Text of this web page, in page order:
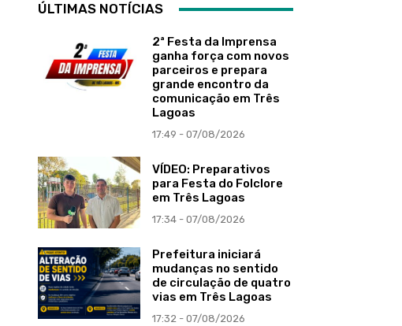
ÚLTIMAS NOTÍCIAS
2ª Festa da Imprensa
ganha força com novos
parceiros e prepara
grande encontro da
comunicação em Três
Lagoas
17:49 - 07/08/2026
VÍDEO: Preparativos
para Festa do Folclore
em Três Lagoas
17:34 - 07/08/2026
Prefeitura iniciará
mudanças no sentido
de circulação de quatro
vias em Três Lagoas
17:32 - 07/08/2026